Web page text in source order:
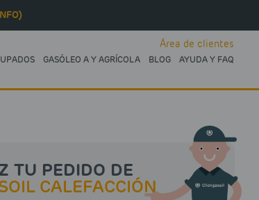
GASÓLEO A Y AGRÍCOLA BLOG AYUDA Y FAQ
Área de clientes
TU PEDIDO DE
CALEFACCIÓN